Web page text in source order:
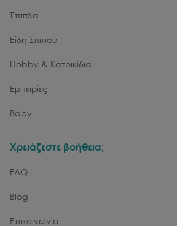
Έπιπλα
Είδη Σπιτιού
Hobby & Κατοικίδια
Εμπειρίες
Baby
Χρειάζεστε βοήθεια;
FAQ
Blog
Επικοινωνία